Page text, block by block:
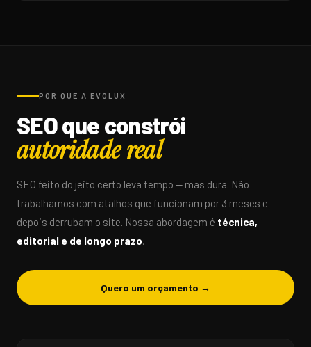
POR QUE A EVOLUX
SEO que constrói
autoridade real
SEO feito do jeito certo leva tempo — mas dura. Não
trabalhamos com atalhos que funcionam por 3 meses e
depois derrubam o site. Nossa abordagem é técnica,
editorial e de longo prazo.
Quero um orçamento →